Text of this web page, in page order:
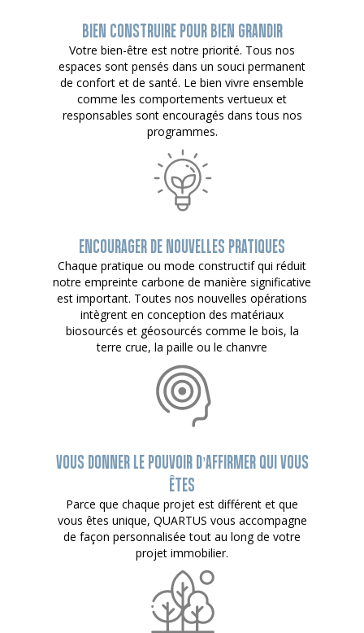
BIEN CONSTRUIRE POUR BIEN GRANDIR
Votre bien-être est notre priorité. Tous nos
espaces sont pensés dans un souci permanent
de confort et de santé. Le bien vivre ensemble
comme les comportements vertueux et
responsables sont encouragés dans tous nos
programmes.
ENCOURAGER DE NOUVELLES PRATIQUES
Chaque pratique ou mode constructif qui réduit
notre empreinte carbone de manière significative
est important. Toutes nos nouvelles opérations
intègrent en conception des matériaux
biosourcés et géosourcés comme le bois, la
terre crue, la paille ou le chanvre
VOUS DONNER LE POUVOIR D’AFFIRMER QUI VOUS
ÊTES
Parce que chaque projet est différent et que
vous êtes unique, QUARTUS vous accompagne
de façon personnalisée tout au long de votre
projet immobilier.